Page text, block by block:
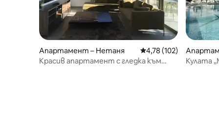
Апартамент – Нетаня Средна оценка: 4,78
4,78 (102)
Красив апартамент с гледка към
Кулата